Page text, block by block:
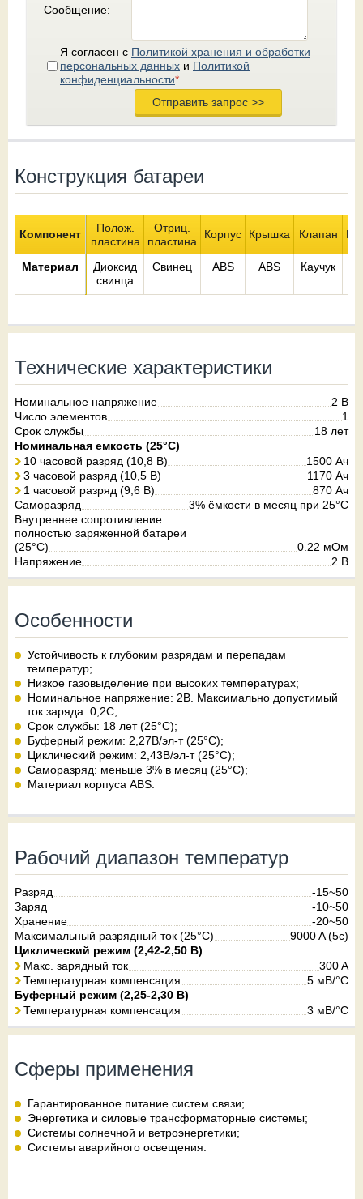
Сообщение:
Я согласен с Политикой хранения и обработки
персональных данных и Политикой
конфиденциальности*
Конструкция батареи
Компонент
Полож.
пластина
Отриц.
пластина
Корпус Крышка Клапан
Материал
Диоксид
свинца
Свинец ABS ABS Каучук
Технические характеристики
Номинальное напряжение
2 В
Число элементов
1
Срок службы
18 лет
Номинальная емкость (25°С)
10 часовой разряд (10,8 В)
1500 Ач
3 часовой разряд (10,5 В)
1170 Ач
1 часовой разряд (9,6 В)
870 Ач
Саморазряд
3% ёмкости в месяц при 25°С
Внутреннее сопротивление
полностью заряженной батареи
(25°C)
0.22 мОм
Напряжение
2 В
Особенности
Устойчивость к глубоким разрядам и перепадам
температур;
Низкое газовыделение при высоких температурах;
Номинальное напряжение: 2В. Максимально допустимый
ток заряда: 0,2C;
Срок службы: 18 лет (25°С);
Буферный режим: 2,27В/эл-т (25°С);
Циклический режим: 2,43В/эл-т (25°С);
Саморазряд: меньше 3% в месяц (25°C);
Материал корпуса ABS.
Рабочий диапазон температур
Разряд
-15~50
Заряд
-10~50
Хранение
-20~50
Максимальный разрядный ток (25°С)
9000 A (5c)
Циклический режим (2,42-2,50 В)
Макс. зарядный ток
300 A
Температурная компенсация
5 мВ/°С
Буферный режим (2,25-2,30 В)
Температурная компенсация
3 мВ/°С
Сферы применения
Гарантированное питание систем связи;
Энергетика и силовые трансформаторные системы;
Системы солнечной и ветроэнергетики;
Системы аварийного освещения.